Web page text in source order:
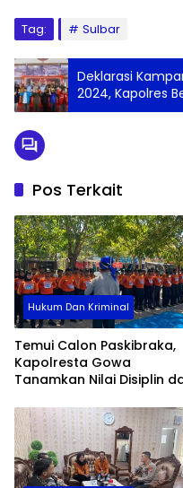
Tag: Sulbar
Deklarasi
2024, Kapolres
Pos Terkait
Hukum Dan Kriminal
Temui Calon Paskibraka,
Kapolresta Gowa
Tanamkan Nilai Disiplin